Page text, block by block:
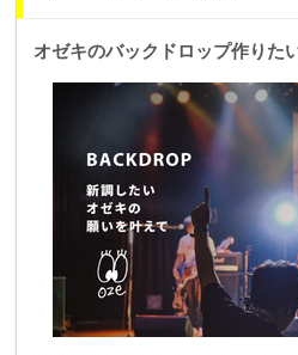
オゼキのバックドロップ作りた